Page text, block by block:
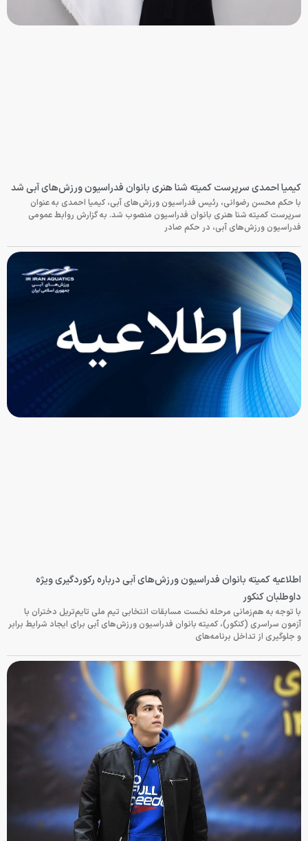
کیمیا احمدی سرپرست کمیته شنا هنری بانوان فدراسیون ورزش‌های آبی شد
با حکم محسن رضوانی، رئیس فدراسیون ورزش‌های آبی، کیمیا احمدی به عنوان
سرپرست کمیته شنا هنری بانوان فدراسیون منصوب شد. به گزارش روابط عمومی
فدراسیون ورزش‌های آبی، در حکم صادر
اطلاعیه کمیته بانوان فدراسیون ورزش‌های آبی درباره رکوردگیری ویژه
داوطلبان کنکور
با توجه به هم‌زمانی مرحله نخست مسابقات انتخابی تیم ملی تایم‌تریل دختران با
آزمون سراسری (کنکور)، کمیته بانوان فدراسیون ورزش‌های آبی برای ایجاد شرایط برابر
و جلوگیری از تداخل برنامه‌های